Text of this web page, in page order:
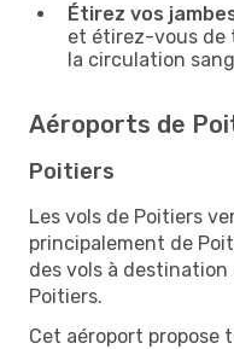
Étirez vos
et étirez-vous de
la circulation
Aéroports de
Poitiers
Les vols de Poitiers
principalement de
des vols à
Poitiers.
Cet aéroport propose